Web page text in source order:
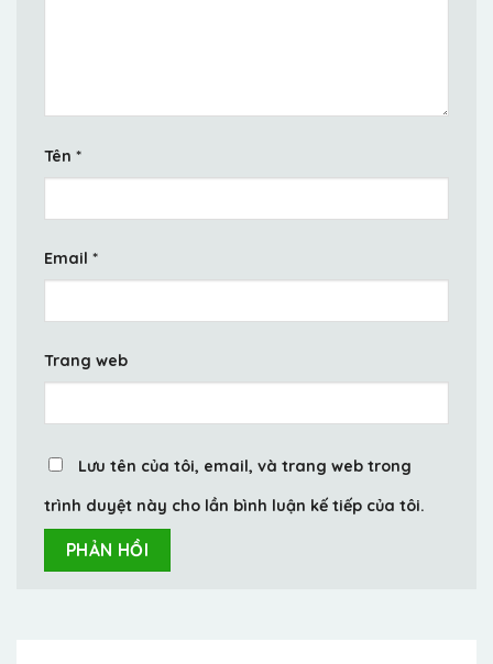
Tên *
Email *
Trang web
Lưu tên của tôi, email, và trang web trong
trình duyệt này cho lần bình luận kế tiếp của tôi.